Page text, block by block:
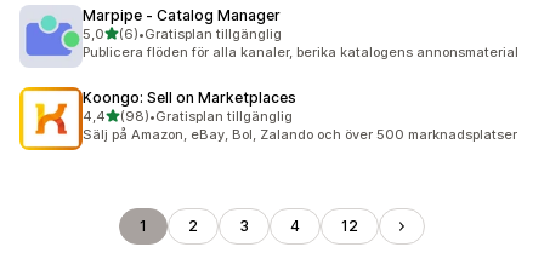
Marpipe ‑ Catalog Manager
5,0av 5 stjärnor
(6)
6 recensioner totalt
•Gratisplan tillgänglig
Publicera flöden för alla kanaler, berika katalogens annonsmaterial
Koongo: Sell on Marketplaces
4,4av 5 stjärnor
(98)
98 recensioner totalt
•Gratisplan tillgänglig
Sälj på Amazon, eBay, Bol, Zalando och över 500 marknadsplatser
1 2 3 4 12